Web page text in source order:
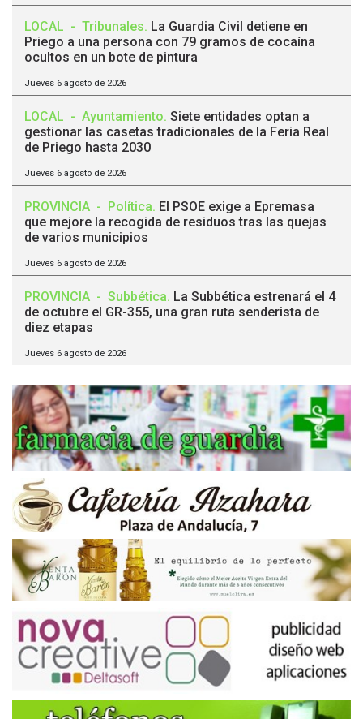
LOCAL - Tribunales. La Guardia Civil detiene en
Priego a una persona con 79 gramos de cocaína
ocultos en un bote de pintura
Jueves 6 agosto de 2026
LOCAL - Ayuntamiento. Siete entidades optan a
gestionar las casetas tradicionales de la Feria Real
de Priego hasta 2030
Jueves 6 agosto de 2026
PROVINCIA - Política. El PSOE exige a Epremasa
que mejore la recogida de residuos tras las quejas
de varios municipios
Jueves 6 agosto de 2026
PROVINCIA - Subbética. La Subbética estrenará el 4
de octubre el GR-355, una gran ruta senderista de
diez etapas
Jueves 6 agosto de 2026